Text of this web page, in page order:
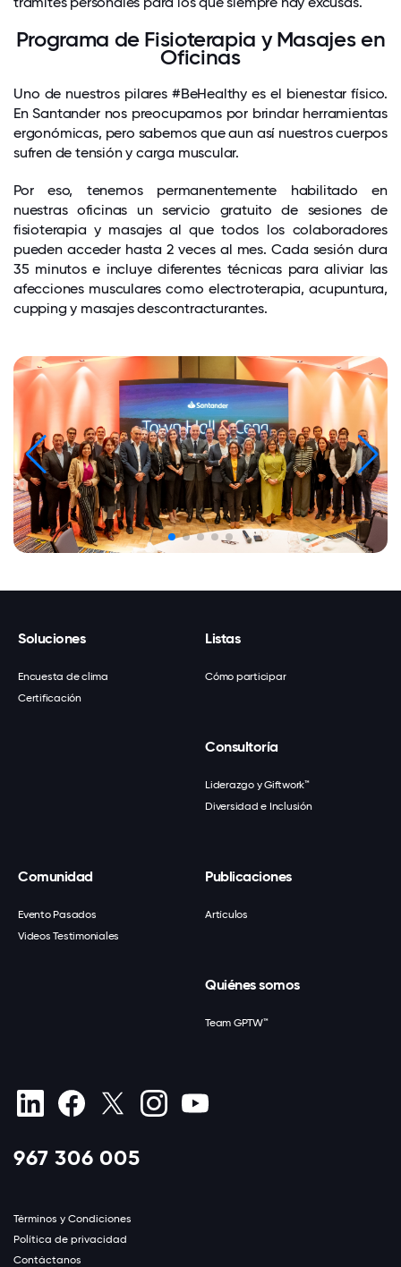
Programa de Fisioterapia y Masajes en
Oficinas
Uno de nuestros pilares #BeHealthy es el bienestar físico.
En Santander nos preocupamos por brindar herramientas
ergonómicas, pero sabemos que aun así nuestros cuerpos
sufren de tensión y carga muscular.
Por eso, tenemos permanentemente habilitado en
nuestras oficinas un servicio gratuito de sesiones de
fisioterapia y masajes al que todos los colaboradores
pueden acceder hasta 2 veces al mes. Cada sesión dura
35 minutos e incluye diferentes técnicas para aliviar las
afecciones musculares como electroterapia, acupuntura,
cupping y masajes descontracturantes.
Soluciones
Encuesta de clima
Certificación
Listas
Cómo participar
Consultoría
Liderazgo y Giftwork™
Diversidad e Inclusión
Comunidad
Evento Pasados
Videos Testimoniales
Publicaciones
Artículos
Quiénes somos
Team GPTW™
967 306 005
Términos y Condiciones
Política de privacidad
Contáctanos